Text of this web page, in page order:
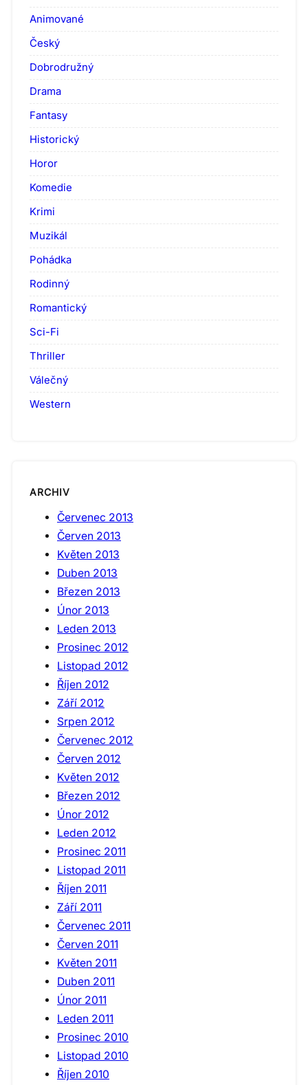
Animované
Český
Dobrodružný
Drama
Fantasy
Historický
Horor
Komedie
Krimi
Muzikál
Pohádka
Rodinný
Romantický
Sci-Fi
Thriller
Válečný
Western
ARCHIV
Červenec 2013
Červen 2013
Květen 2013
Duben 2013
Březen 2013
Únor 2013
Leden 2013
Prosinec 2012
Listopad 2012
Říjen 2012
Září 2012
Srpen 2012
Červenec 2012
Červen 2012
Květen 2012
Březen 2012
Únor 2012
Leden 2012
Prosinec 2011
Listopad 2011
Říjen 2011
Září 2011
Červenec 2011
Červen 2011
Květen 2011
Duben 2011
Únor 2011
Leden 2011
Prosinec 2010
Listopad 2010
Říjen 2010